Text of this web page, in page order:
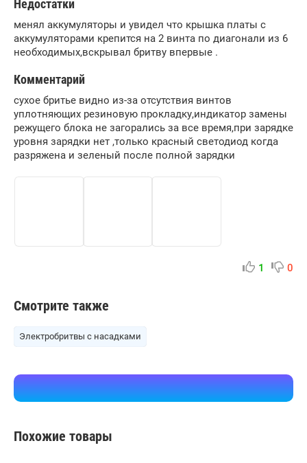
Недостатки
менял аккумуляторы и увидел что крышка платы с
аккумуляторами крепится на 2 винта по диагонали из 6
необходимых,вскрывал бритву впервые .
Комментарий
сухое бритье видно из-за отсутствия винтов
уплотняющих резиновую прокладку,индикатор замены
режущего блока не загорались за все время,при зарядке
уровня зарядки нет ,только красный светодиод когда
разряжена и зеленый после полной зарядки
1 0
Смотрите также
Электробритвы с насадками
Похожие товары